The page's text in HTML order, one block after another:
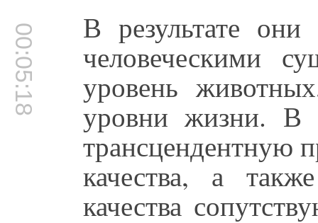
00:05:18 В результате
человеческими
уровень
уровни жизни. В
трансцендентную
качества, а
качества